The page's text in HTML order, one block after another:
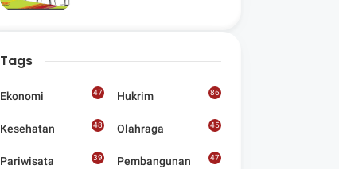
Seniman Di Lombok
Tags
Ekonomi 47 Hukrim 86
Kesehatan 48 Olahraga 45
Pariwisata 39 Pembangunan 47